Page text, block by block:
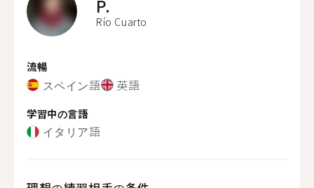
P.
Río Cuarto
流暢
スペイン語 英語
学習中の言語
イタリア語